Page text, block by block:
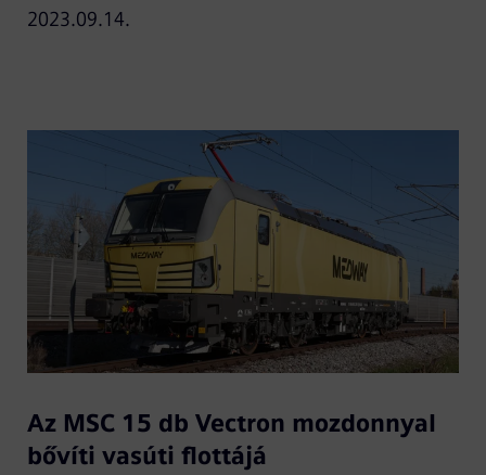
2023.09.14.
Az MSC 15 db Vectron mozdonnyal
bővíti vasúti flottájá